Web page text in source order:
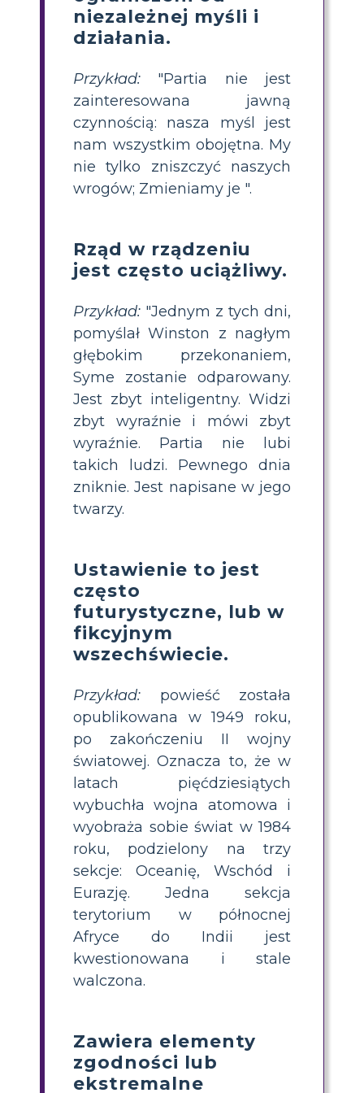
niezależnej myśli i
działania.
Przykład: "Partia nie jest
zainteresowana jawną
czynnością: nasza myśl jest
nam wszystkim obojętna. My
nie tylko zniszczyć naszych
wrogów; Zmieniamy je ".
Rząd w rządzeniu
jest często uciążliwy.
Przykład: "Jednym z tych dni,
pomyślał Winston z nagłym
głębokim przekonaniem,
Syme zostanie odparowany.
Jest zbyt inteligentny. Widzi
zbyt wyraźnie i mówi zbyt
wyraźnie. Partia nie lubi
takich ludzi. Pewnego dnia
zniknie. Jest napisane w jego
twarzy.
Ustawienie to jest
często
futurystyczne, lub w
fikcyjnym
wszechświecie.
Przykład: powieść została
opublikowana w 1949 roku,
po zakończeniu II wojny
światowej. Oznacza to, że w
latach pięćdziesiątych
wybuchła wojna atomowa i
wyobraża sobie świat w 1984
roku, podzielony na trzy
sekcje: Oceanię, Wschód i
Eurazję. Jedna sekcja
terytorium w północnej
Afryce do Indii jest
kwestionowana i stale
walczona.
Zawiera elementy
zgodności lub
ekstremalne